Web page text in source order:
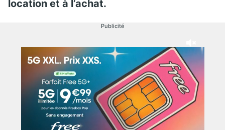
location et à l’achat.
Publicité